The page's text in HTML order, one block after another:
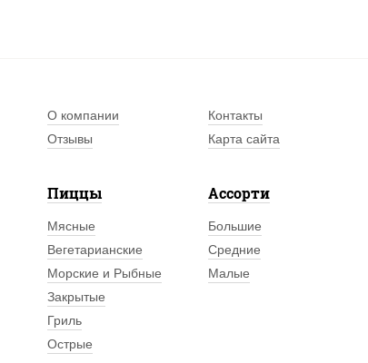
О компании Контакты
Отзывы
Карта сайта
Пиццы
Мясные
Вегетарианские
Морские и Рыбные
Закрытые
Гриль
Острые
Ассорти
Большие
Средние
Малые